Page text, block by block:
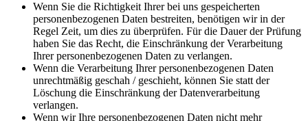
Wenn Sie die Richtigkeit Ihrer bei uns gespeicherten
personenbezogenen Daten bestreiten, benötigen wir in der
Regel Zeit, um dies zu überprüfen. Für die Dauer der Prüfung
haben Sie das Recht, die Einschränkung der Verarbeitung
Ihrer personenbezogenen Daten zu verlangen.
Wenn die Verarbeitung Ihrer personenbezogenen Daten
unrechtmäßig geschah / geschieht, können Sie statt der
Löschung die Einschränkung der Datenverarbeitung
verlangen.
Wenn wir Ihre personenbezogenen Daten nicht mehr